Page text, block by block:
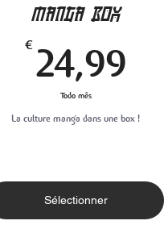
MANGA BOX
€ 24,99
Todo mês
La culture manga dans une box !
Sélectionner